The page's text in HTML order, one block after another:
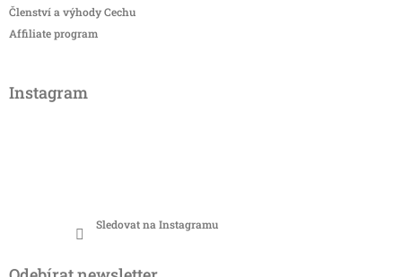
Členství a výhody Cechu
Affiliate program
Instagram
Sledovat na Instagramu